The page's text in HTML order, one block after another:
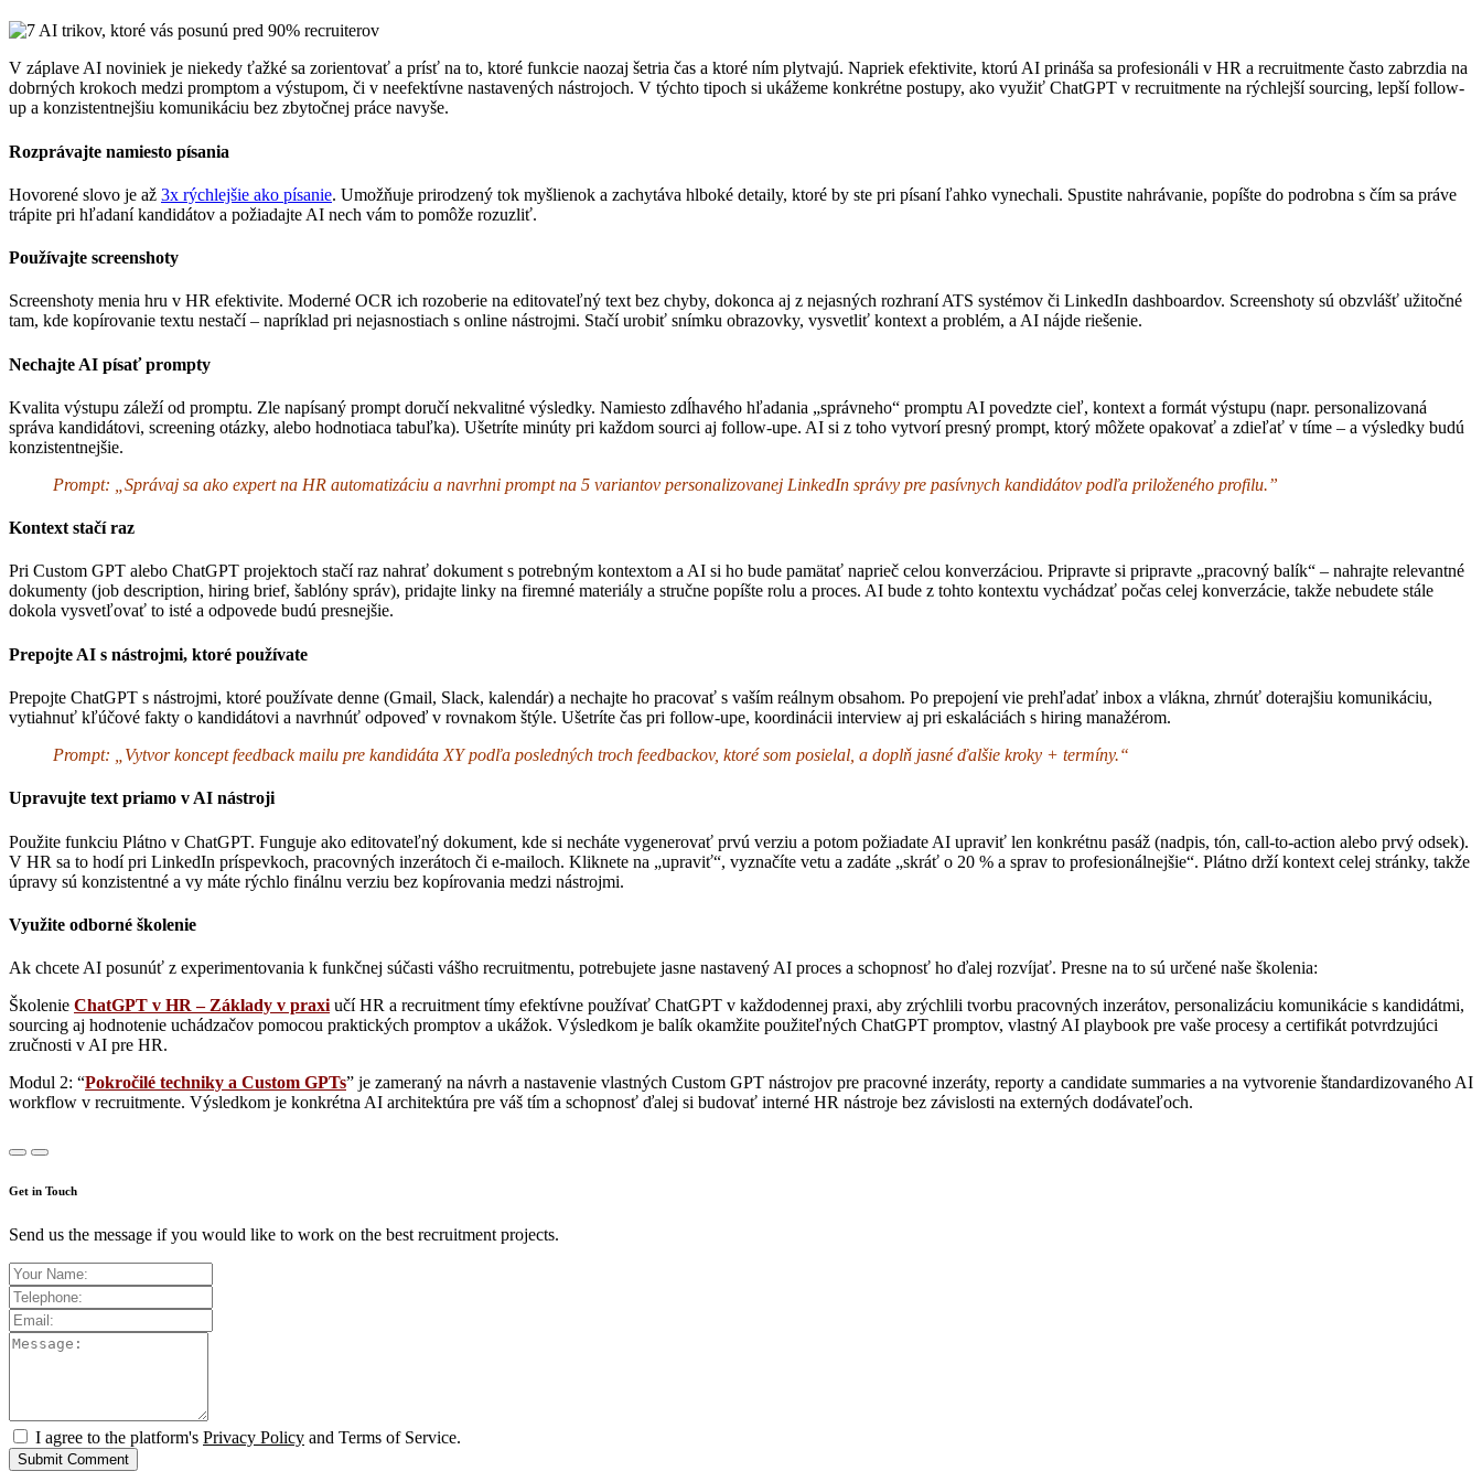
V záplave AI noviniek je niekedy ťažké sa zorientovať a prísť na to, ktoré funkcie naozaj šetria čas a ktoré ním plytvajú. Napriek efektivite, ktorú AI prináša sa profesionáli v HR a recruitmente často zabrzdia na
dobrných krokoch medzi promptom a výstupom, či v neefektívne nastavených nástrojoch. V týchto tipoch si ukážeme konkrétne postupy, ako využiť ChatGPT v recruitmente na rýchlejší sourcing, lepší follow-
up a konzistentnejšiu komunikáciu bez zbytočnej práce navyše.
Rozprávajte namiesto písania
Hovorené slovo je až 3x rýchlejšie ako písanie. Umožňuje prirodzený tok myšlienok a zachytáva hlboké detaily, ktoré by ste pri písaní ľahko vynechali. Spustite nahrávanie, popíšte do podrobna s čím sa práve
trápite pri hľadaní kandidátov a požiadajte AI nech vám to pomôže rozuzliť.
Používajte screenshoty
Screenshoty menia hru v HR efektivite. Moderné OCR ich rozoberie na editovateľný text bez chyby, dokonca aj z nejasných rozhraní ATS systémov či LinkedIn dashboardov. Screenshoty sú obzvlášť užitočné
tam, kde kopírovanie textu nestačí – napríklad pri nejasnostiach s online nástrojmi. Stačí urobiť snímku obrazovky, vysvetliť kontext a problém, a AI nájde riešenie.
Nechajte AI písať prompty
Kvalita výstupu záleží od promptu. Zle napísaný prompt doručí nekvalitné výsledky. Namiesto zdĺhavého hľadania „správneho“ promptu AI povedzte cieľ, kontext a formát výstupu (napr. personalizovaná
správa kandidátovi, screening otázky, alebo hodnotiaca tabuľka). Ušetríte minúty pri každom sourci aj follow-upe. AI si z toho vytvorí presný prompt, ktorý môžete opakovať a zdieľať v tíme – a výsledky budú
konzistentnejšie.
Prompt: „Správaj sa ako expert na HR automatizáciu a navrhni prompt na 5 variantov personalizovanej LinkedIn správy pre pasívnych kandidátov podľa priloženého profilu.”
Kontext stačí raz
Pri Custom GPT alebo ChatGPT projektoch stačí raz nahrať dokument s potrebným kontextom a AI si ho bude pamätať naprieč celou konverzáciou. Pripravte si pripravte „pracovný balík“ – nahrajte relevantné
dokumenty (job description, hiring brief, šablóny správ), pridajte linky na firemné materiály a stručne popíšte rolu a proces. AI bude z tohto kontextu vychádzať počas celej konverzácie, takže nebudete stále
dokola vysvetľovať to isté a odpovede budú presnejšie.
Prepojte AI s nástrojmi, ktoré používate
Prepojte ChatGPT s nástrojmi, ktoré používate denne (Gmail, Slack, kalendár) a nechajte ho pracovať s vaším reálnym obsahom. Po prepojení vie prehľadať inbox a vlákna, zhrnúť doterajšiu komunikáciu,
vytiahnuť kľúčové fakty o kandidátovi a navrhnúť odpoveď v rovnakom štýle. Ušetríte čas pri follow-upe, koordinácii interview aj pri eskaláciách s hiring manažérom.
Prompt: „Vytvor koncept feedback mailu pre kandidáta XY podľa posledných troch feedbackov, ktoré som posielal, a doplň jasné ďalšie kroky + termíny.“
Upravujte text priamo v AI nástroji
Použite funkciu Plátno v ChatGPT. Funguje ako editovateľný dokument, kde si necháte vygenerovať prvú verziu a potom požiadate AI upraviť len konkrétnu pasáž (nadpis, tón, call-to-action alebo prvý odsek).
V HR sa to hodí pri LinkedIn príspevkoch, pracovných inzerátoch či e-mailoch. Kliknete na „upraviť“, vyznačíte vetu a zadáte „skráť o 20 % a sprav to profesionálnejšie“. Plátno drží kontext celej stránky, takže
úpravy sú konzistentné a vy máte rýchlo finálnu verziu bez kopírovania medzi nástrojmi.
Využite odborné školenie
Ak chcete AI posunúť z experimentovania k funkčnej súčasti vášho recruitmentu, potrebujete jasne nastavený AI proces a schopnosť ho ďalej rozvíjať. Presne na to sú určené naše školenia:
Školenie ChatGPT v HR – Základy v praxi učí HR a recruitment tímy efektívne používať ChatGPT v každodennej praxi, aby zrýchlili tvorbu pracovných inzerátov, personalizáciu komunikácie s kandidátmi,
sourcing aj hodnotenie uchádzačov pomocou praktických promptov a ukážok. Výsledkom je balík okamžite použiteľných ChatGPT promptov, vlastný AI playbook pre vaše procesy a certifikát potvrdzujúci
zručnosti v AI pre HR.
Modul 2: “Pokročilé techniky a Custom GPTs” je zameraný na návrh a nastavenie vlastných Custom GPT nástrojov pre pracovné inzeráty, reporty a candidate summaries a na vytvorenie štandardizovaného AI
workflow v recruitmente. Výsledkom je konkrétna AI architektúra pre váš tím a schopnosť ďalej si budovať interné HR nástroje bez závislosti na externých dodávateľoch.
Get in Touch
Send us the message if you would like to work on the best recruitment projects.
I agree to the platform's Privacy Policy and Terms of Service.
Submit Comment